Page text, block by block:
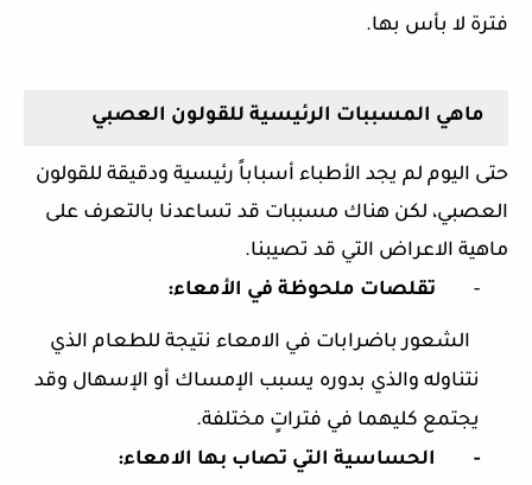
فترة لا بأس بها.
ماهي المسببات الرئيسية للقولون العصبي
حتى اليوم لم يجد الأطباء أسباباً رئيسية ودقيقة للقولون
العصبي، لكن هناك مسببات قد تساعدنا بالتعرف على
ماهية الاعراض التي قد تصيبنا.
-
تقلصات ملحوظة في الأمعاء:
الشعور باضرابات في الامعاء نتيجة للطعام الذي
نتناوله والذي بدوره يسبب الإمساك أو الإسهال وقد
يجتمع كليهما في فتراتٍ مختلفة.
-
الحساسية التي تصاب بها الامعاء: